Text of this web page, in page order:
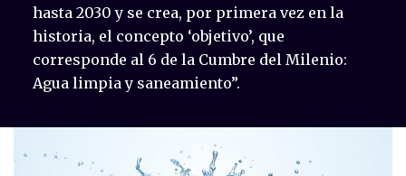
hasta 2030 y se crea, por primera vez en la
historia, el concepto ‘objetivo’, que
corresponde al 6 de la Cumbre del Milenio:
Agua limpia y saneamiento”.